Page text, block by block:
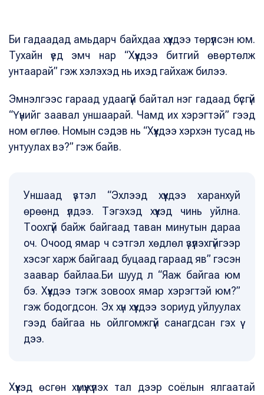
Би гадаадад амьдарч байхдаа хүүхдээ төрүүлсэн юм.
Тухайн үед эмч нар “Хүүхдээ битгий өвөртөлж
унтаарай” гэж хэлэхэд нь ихэд гайхаж билээ.
Эмнэлгээс гараад удаагүй байтал нэг гадаад бүсгүй
“Үүнийг заавал уншаарай. Чамд их хэрэгтэй” гээд
ном өглөө. Номын сэдэв нь “Хүүхдээ хэрхэн тусад нь
унтуулах вэ?” гэж байв.
Уншаад үзтэл “Эхлээд хүүхдээ харанхуй
өрөөнд үлдээ. Тэгэхэд хүүхэд чинь уйлна.
Тоохгүй байж байгаад таван минутын дараа
оч. Очоод ямар ч сэтгэл хөдлөл үзүүлэхгүйгээр
хэсэг харж байгаад буцаад гараад яв” гэсэн
заавар байлаа.Би шууд л “Яаж байгаа юм
бэ. Хүүхдээ тэгж зовоох ямар хэрэгтэй юм?”
гэж бодогдсон. Эх хүн хүүхдээ зориуд уйлуулах
гээд байгаа нь ойлгомжгүй санагдсан гэх үү
дээ.
Хүүхэд өсгөн хүмүүжүүлэх тал дээр соёлын ялгаатай